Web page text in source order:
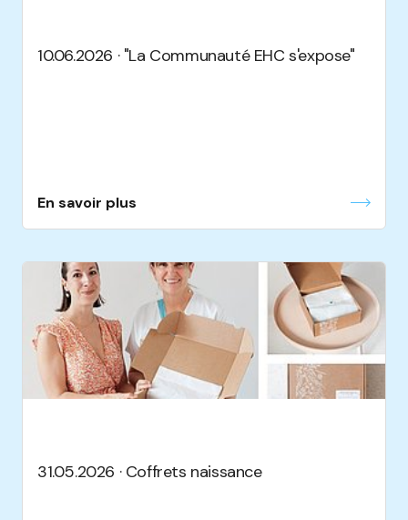
10.06.2026 · "La Communauté EHC s'expose"
En savoir plus
31.05.2026 · Coffrets naissance